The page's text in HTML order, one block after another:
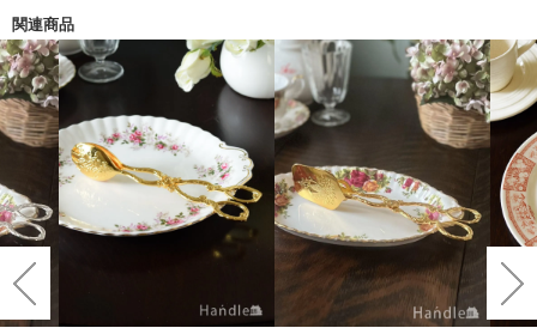
関連商品